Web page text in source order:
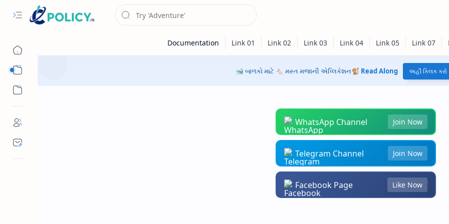
🐋 બાળકો માટે 🐁 મસ્ત મજાની એપ્લિકેશન🐒 Read Along અહીં ક્લિક
WhatsApp Channel Join Now
Telegram Channel Join Now
Facebook Page Like Now